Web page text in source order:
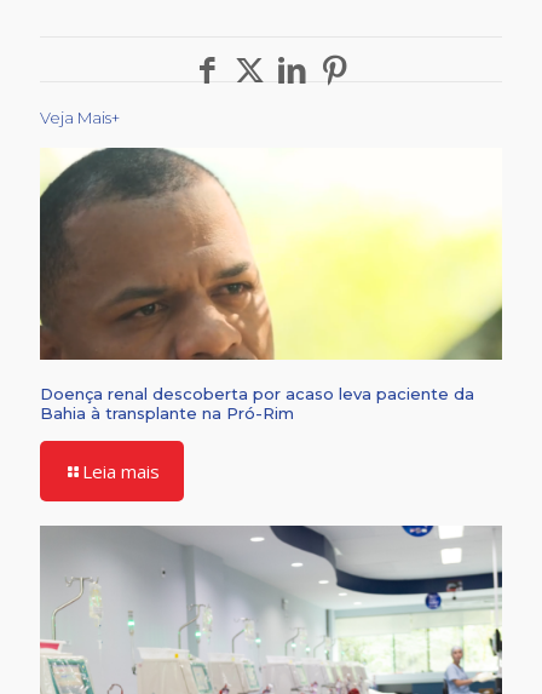
Veja Mais+
Doença renal descoberta por acaso leva paciente da
Bahia à transplante na Pró-Rim
Leia mais